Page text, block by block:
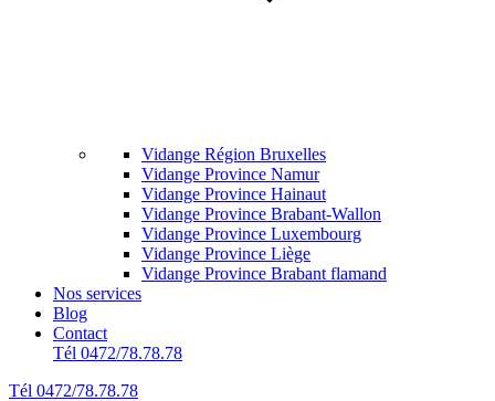
Vidange Région Bruxelles
Vidange Province Namur
Vidange Province Hainaut
Vidange Province Brabant-Wallon
Vidange Province Luxembourg
Vidange Province Liège
Vidange Province Brabant flamand
Nos services
Blog
Contact
Tél 0472/78.78.78
Tél 0472/78.78.78